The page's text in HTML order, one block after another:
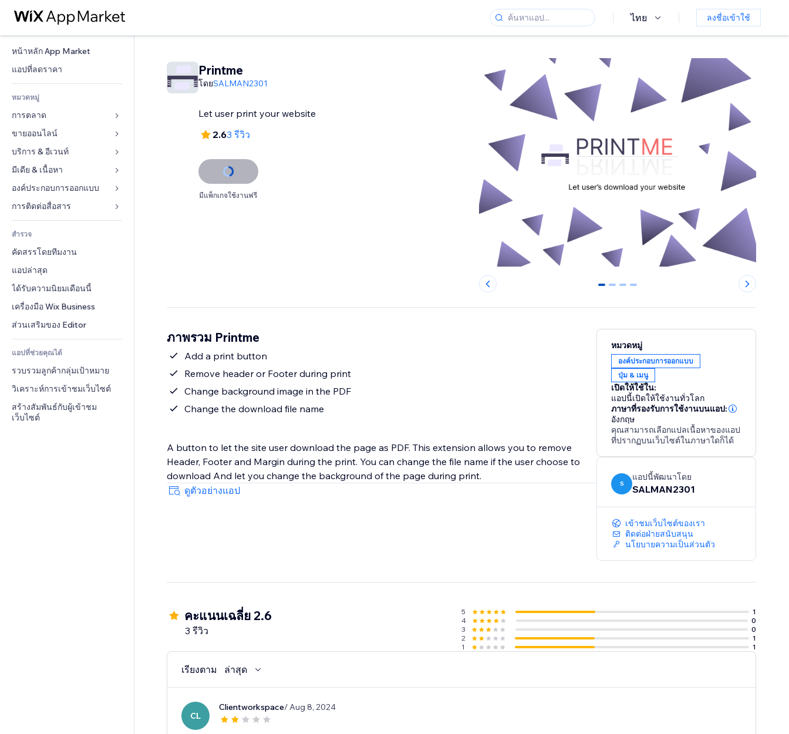
ไทย ลงชื่อเข้าใช้
หน้าหลัก App Market
แอปที่ลดราคา
หมวดหมู่
การตลาด
โฆษณา
โทรศัพท์มือถือ
บทวิเคราะห์
โซเชียล
ทำอันดับเว็บไซต์
อีเมล
ขายออนไลน์
แอปสำหรับร้านค้า
การจัดส่ง & ส่งมอบสินค้า
ปุ่มการจำหน่าย
คอร์สออนไลน์
บัญชี
คูปอง & ความภักดีในแบรนด์
โซลูชันคลังสินค้า
การดรอปชิป
(Crowdfunding)
อาหาร & เครื่องดื่ม
บริการ & อีเวนท์
โรงแรม
อีเวนท์
ร้านอาหาร
อสังหาริมทรัพย์
การจอง
มีเดีย & เนื้อหา
แกลเลอรี
เพลง
พอดแคสต์
การถ่ายภาพ
วิดีโอ
PDF
การแชร์ไฟล์
ข่าว
องค์ประกอบการออกแบบ
แผนที่  & การนำทาง
ส่วนบุคคล & ความปลอดภัย
นาฬิกา
เทมเพลตเพจ
เอฟเฟกต์รูปภาพ
ปุ่ม & เมนู
แบนเนอร์ & สัญลักษณ์
เครื่องคำนวน
ค้นหา
อากาศ
แผนภูมิ & ตาราง
แบบฟอร์ม
แบบสำรวจ
แชต
หมายเหตุ
โทรศัพท์
ชุมชน
รีวิว & การรับรอง
CRM
สำรวจ
คัดสรรโดยทีมงาน
แอปล่าสุด
ได้รับความนิยมเดือนนี้
เครื่องมือ Wix Business
ส่วนเสริมของ Editor
แอปที่ช่วยคุณได้
รวบรวมลูกค้ากลุ่มเป้าหมาย
วิเคราะห์การเข้าชมเว็บไซต์
สร้างสัมพันธ์กับผู้เข้าชม
เว็บไซต์
Printme
โดยSALMAN2301
Let user print your website
2.63 รีวิว
มีแพ็กเกจใช้งานฟรี
0 1 2 3
ภาพรวม Printme
Add a print button
Remove header or Footer during print
Change background image in the PDF
Change the download file name
A button to let the site user download the page as PDF. This extension allows you to remove
Header, Footer and Margin during the print. You can change the file name if the user choose to
download And let you change the background of the page during print.
ดูตัวอย่างแอป
หมวดหมู่
องค์ประกอบการออกแบบ
ปุ่ม & เมนู
เปิดให้ใช้ใน:
แอปนี้เปิดให้ใช้งานทั่วโลก
ภาษาที่รองรับการใช้งานบนแอป:
อังกฤษ
คุณสามารถเลือกแปลเนื้อหาของแอป
ที่ปรากฏบนเว็บไซต์ในภาษาใดก็ได้
S
แอปนี้พัฒนาโดย
SALMAN2301
เข้าชมเว็บไซต์ของเรา
ติดต่อฝ่ายสนับสนุน
นโยบายความเป็นส่วนตัว
คะแนนเฉลี่ย 2.6
3 รีวิว
5
1
4
0
3
0
2
1
1
1
เรียงตาม ล่าสุด
CL
Clientworkspace/ Aug 8, 2024